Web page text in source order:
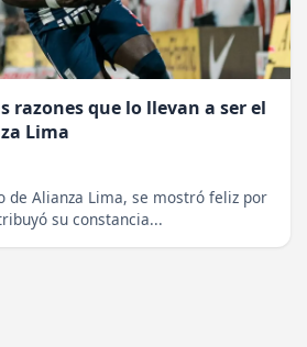
razones que lo llevan a ser el
Lima
de Alianza Lima, se mostró feliz por
su constancia...